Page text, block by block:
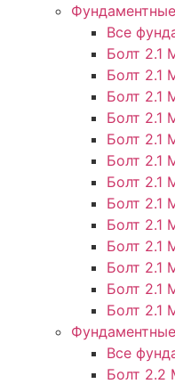
Все
Болт 2.1
Болт 2.1
Болт 2.1
Болт 2.1
Болт 2.1
Болт 2.1
Болт 2.1
Болт 2.1
Болт 2.1
Болт 2.1
Болт 2.1
Болт 2.1
Болт 2.1
Все
Болт 2.2